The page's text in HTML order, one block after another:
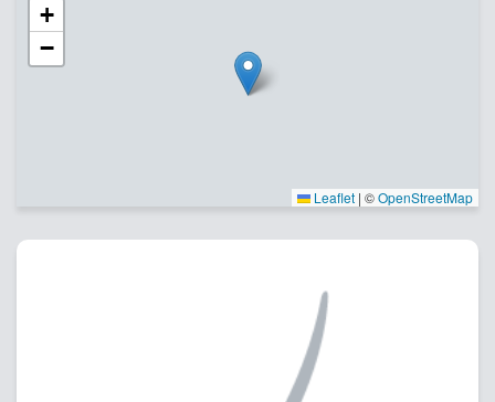
+
−
Leaflet | ©OpenStreetMap